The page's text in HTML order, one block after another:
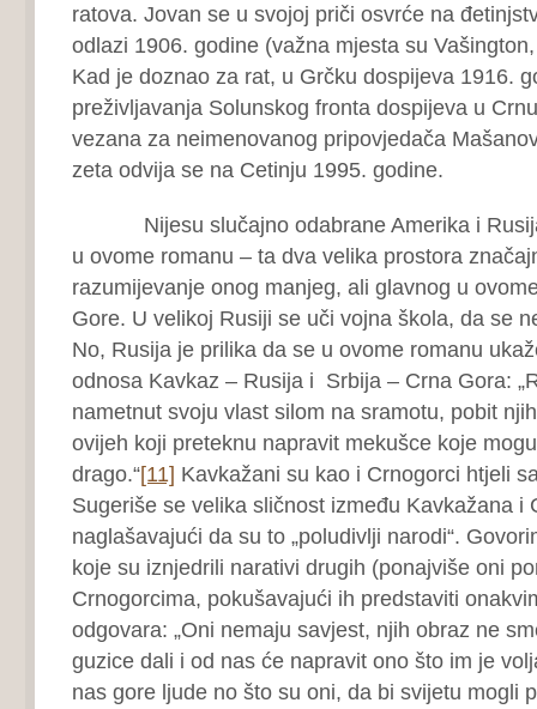
ratova. Jovan se u svojoj priči osvrće na
odlazi 1906. godine (važna mjesta su
Kad je doznao za rat, u Grčku dospijeva 1916.
preživljavanja Solunskog fronta dospijeva u
vezana za neimenovanog pripovjedača
zeta odvija se na Cetinju 1995. godine.
Nijesu slučajno odabrane Amerika i
u ovome romanu – ta dva velika prostora
razumijevanje onog manjeg, ali glavnog u
Gore. U velikoj Rusiji se uči vojna škola, da se
No, Rusija je prilika da se u ovome romanu
odnosa Kavkaz – Rusija i Srbija – Crna Gora:
nametnut svoju vlast silom na sramotu, pobit
ovijeh koji preteknu napravit mekušce koje
drago.“[11] Kavkažani su kao i Crnogorci htjeli
Sugeriše se velika sličnost između Kavkažana i
naglašavajući da su to „poludivlji narodi“.
koje su iznjedrili narativi drugih (ponajviše oni
Crnogorcima, pokušavajući ih predstaviti
odgovara: „Oni nemaju savjest, njih obraz ne
guzice dali i od nas će napravit ono što im je
nas gore ljude no što su oni, da bi svijetu mogli